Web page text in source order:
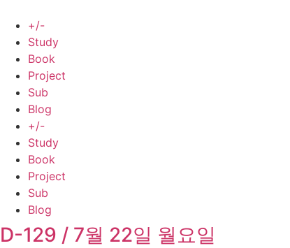
content
+/-
Study
Book
Project
Sub
Blog
+/-
Study
Book
Project
Sub
Blog
D-129 / 7월 22일 월요일